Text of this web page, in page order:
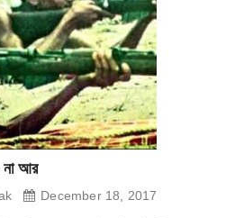
না আর
December 18, 2017